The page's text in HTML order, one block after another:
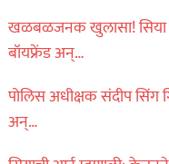
खळबळजनक खुलासा! सिया
बॉयफ्रेंड अन्…
पोलिस अधीक्षक संदीप सिंग
अन्…